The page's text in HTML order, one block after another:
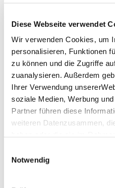
Diese Webseite verwendet
Wir verwenden Cookies, um
personalisieren, Funktionen
zu können und die Zugriffe
zuanalysieren. Außerdem
Ihrer Verwendung
soziale Medien, Werbung
Partner führen diese
weiteren Datenzusammen,
Impressum
Notwendig
© SMG, Pierre Polak
ab36,00 €
Besonders beliebt